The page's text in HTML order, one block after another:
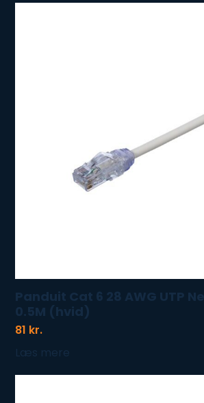
Panduit Cat 6 28 AWG UTP
0.5M (hvid)
81 kr.
Læs mere